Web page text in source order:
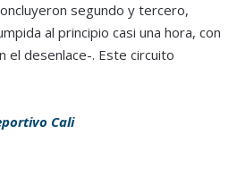
segundo y tercero,
al principio casi una hora, con
el desenlace-. Este circuito
Cali